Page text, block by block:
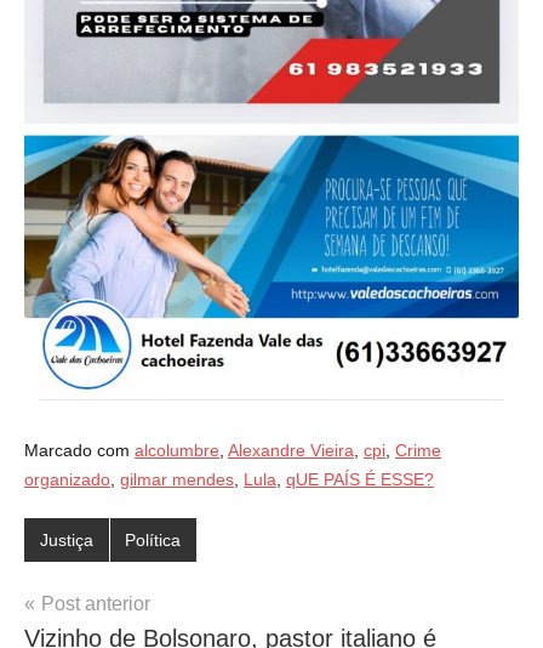
Marcado com alcolumbre Alexandre Vieira cpi Crime
organizado gilmar mendes Lula qUE PAÍS É ESSE?
Justiça Política
Navegação
Post anterior
Vizinho de Bolsonaro, pastor italiano é